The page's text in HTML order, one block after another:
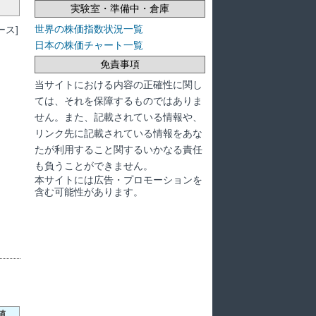
ス]
実験室・準備中・倉庫
世界の株価指数状況一覧
日本の株価チャート一覧
免責事項
当サイトにおける内容の正確性に関し
ては、それを保障するものではありま
せん。また、記載されている情報や、
リンク先に記載されている情報をあな
たが利用すること関するいかなる責任
も負うことができません。
本サイトには広告・プロモーションを
含む可能性があります。